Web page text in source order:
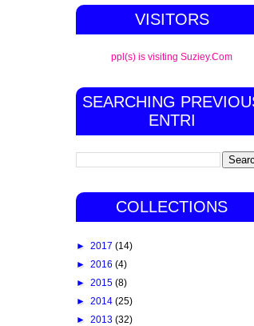
VISITORS
ppl(s) is visiting Suziey.Com
SEARCHING
ENTRI
COLLECTIONS
► 2017 (14)
► 2016 (4)
► 2015 (8)
► 2014 (25)
► 2013 (32)